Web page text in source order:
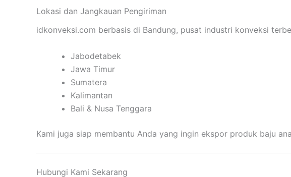
Lokasi dan Jangkauan Pengiriman
idkonveksi.com berbasis di Bandung, pusat industri konveksi
Jabodetabek
Jawa Timur
Sumatera
Kalimantan
Bali & Nusa Tenggara
Kami juga siap membantu Anda yang ingin ekspor produk baju
Hubungi Kami Sekarang